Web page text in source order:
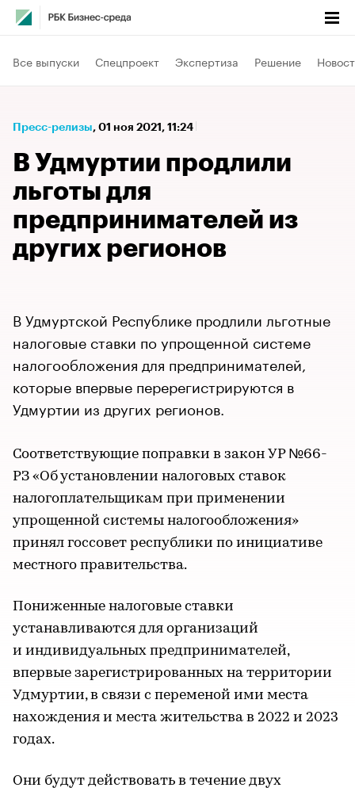
Все выпуски Спецпроект Экспертиза Решение
Пресс-релизы⁠, 01 ноя 2021, 11:24
В Удмуртии продлили
льготы для
предпринимателей из
других регионов
В Удмуртской Республике продлили льготные
налоговые ставки по упрощенной системе
налогообложения для предпринимателей,
которые впервые перерегистрируются в
Удмуртии из других регионов.
Соответствующие поправки в закон УР №66-
РЗ «Об установлении налоговых ставок
налогоплательщикам при применении
упрощенной системы налогообложения»
принял госсовет республики по инициативе
местного правительства.
Пониженные налоговые ставки
устанавливаются для организаций
и индивидуальных предпринимателей,
впервые зарегистрированных на территории
Удмуртии, в связи с переменой ими места
нахождения и места жительства в 2022 и 2023
годах.
Они будут действовать в течение двух